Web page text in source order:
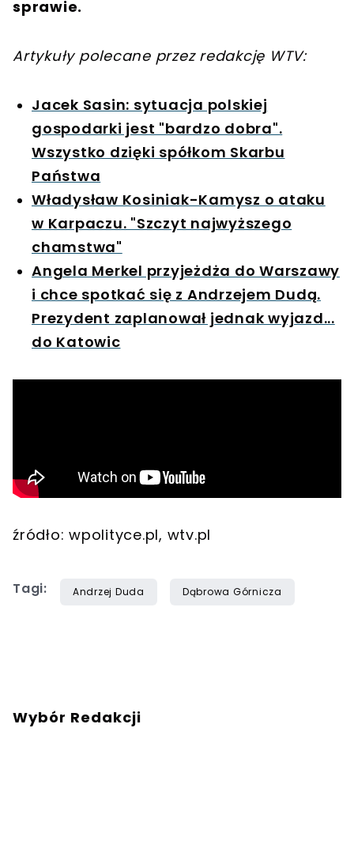
sprawie.
Artykuły polecane przez redakcję WTV:
Jacek Sasin: sytuacja polskiej
gospodarki jest "bardzo dobra".
Wszystko dzięki spółkom Skarbu
Państwa
Władysław Kosiniak-Kamysz o ataku
w Karpaczu. "Szczyt najwyższego
chamstwa"
Angela Merkel przyjeżdża do Warszawy
i chce spotkać się z Andrzejem Dudą.
Prezydent zaplanował jednak wyjazd...
do Katowic
źródło: wpolityce.pl, wtv.pl
Tagi: Andrzej Duda Dąbrowa Górnicza
Wybór Redakcji